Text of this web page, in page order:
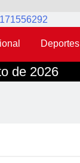
Deportes
de 2026